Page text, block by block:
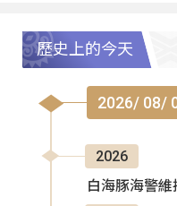
歷史上的今天
2026/ 08/
2026
白海豚海警